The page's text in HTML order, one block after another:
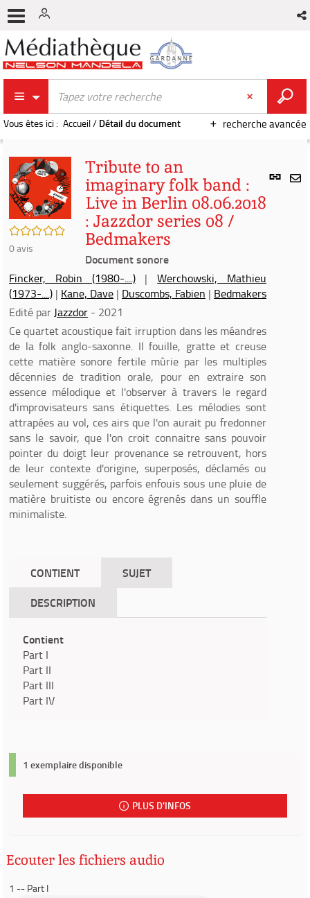
recherche avancée
Vous êtes ici : Accueil/ Détail du document
Lien
/5
0avis
Tribute to an
imaginary folk band :
Live in Berlin 08.06.2018
: Jazzdor series 08 /
Bedmakers
Document sonore
Fincker, Robin (1980-....)|Werchowski, Mathieu
(1973-....) | Kane, Dave | Duscombs, Fabien | Bedmakers
Edité par Jazzdor - 2021
Ce quartet acoustique fait irruption dans les méandres
de la folk anglo-saxonne. Il fouille, gratte et creuse
cette matière sonore fertile mûrie par les multiples
décennies de tradition orale, pour en extraire son
essence mélodique et l'observer à travers le regard
d'improvisateurs sans étiquettes. Les mélodies sont
attrapées au vol, ces airs que l'on aurait pu fredonner
sans le savoir, que l'on croit connaitre sans pouvoir
pointer du doigt leur provenance se retrouvent, hors
de leur contexte d'origine, superposés, déclamés ou
seulement suggérés, parfois enfouis sous une pluie de
matière bruitiste ou encore égrenés dans un souffle
minimaliste.
CONTIENT
SUJET
DESCRIPTION
Contient
Part I
Part II
Part III
Part IV
1 exemplaire disponible
PLUS D'INFOS
Ecouter les fichiers audio
1 -- Part I